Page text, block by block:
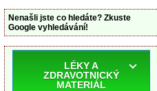
Nenašli jste co hledáte? Zkuste
Google vyhledávání!
LÉKY A
ZDRAVOTNICKÝ
MATERIÁL